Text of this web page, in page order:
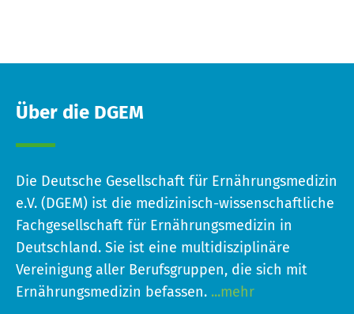
Über die DGEM
Die Deutsche Gesellschaft für Ernährungsmedizin
e.V. (DGEM) ist die medizinisch-wissenschaftliche
Fachgesellschaft für Ernährungsmedizin in
Deutschland. Sie ist eine multidisziplinäre
Vereinigung aller Berufsgruppen, die sich mit
Ernährungsmedizin befassen. ...mehr